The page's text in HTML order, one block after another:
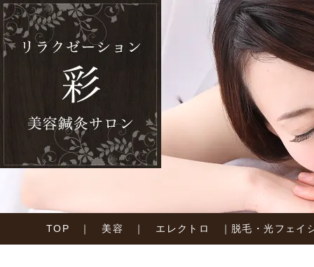
TOP ｜ 美容 ｜ エレクトロ ｜ 脱毛・光フェイ